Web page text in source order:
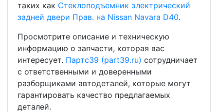
таких как Стеклоподъемник электрический
задней двери Прав. на Nissan Navara D40.
Просмотрите описание и техническую
информацию о запчасти, которая вас
интересует. Партс39 (part39.ru) сотрудничает
с ответственными и доверенными
разборщиками автодеталей, которые могут
гарантировать качество предлагаемых
деталей.